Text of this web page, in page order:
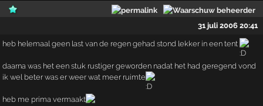
31 juli 2006 20:41
heb helemaal geen last van de regen gehad stond lekker in een tent
daarna was het een stuk rustiger geworden nadat het had geregend vond
ik wel beter was er weer wat meer ruimte
heb me prima vermaakt